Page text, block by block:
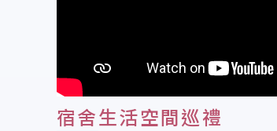
宿舍生活空間巡禮